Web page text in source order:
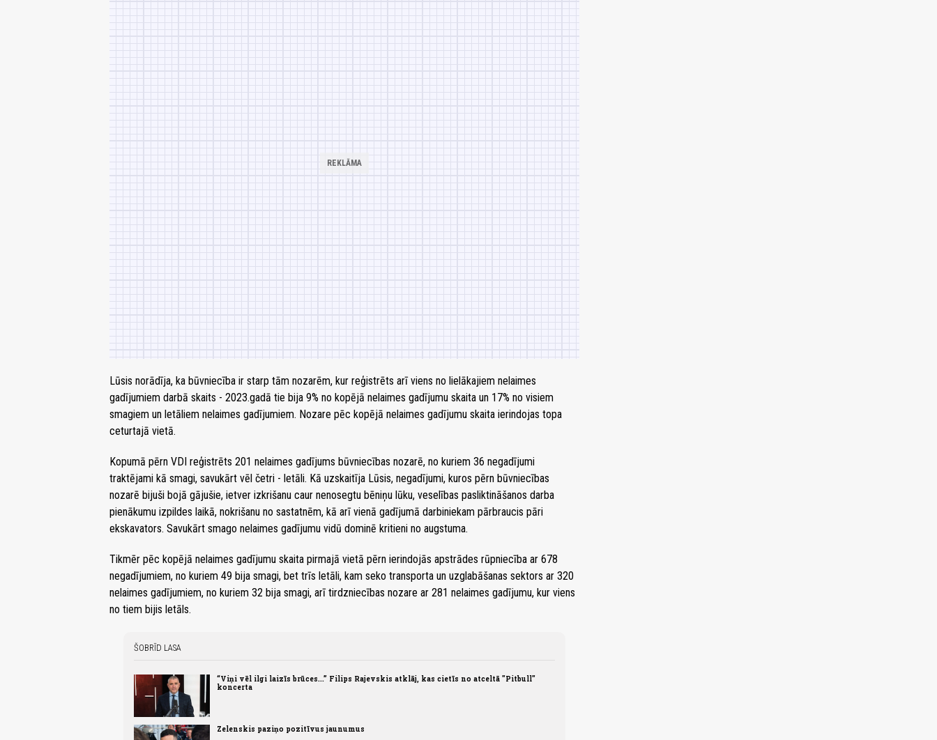
Lūsis norādīja, ka būvniecība ir starp tām nozarēm, kur reģistrēts arī viens no lielākajiem nelaimes
gadījumiem darbā skaits - 2023.gadā tie bija 9% no kopējā nelaimes gadījumu skaita un 17% no visiem
smagiem un letāliem nelaimes gadījumiem. Nozare pēc kopējā nelaimes gadījumu skaita ierindojas topa
ceturtajā vietā.
Kopumā pērn VDI reģistrēts 201 nelaimes gadījums būvniecības nozarē, no kuriem 36 negadījumi
traktējami kā smagi, savukārt vēl četri - letāli. Kā uzskaitīja Lūsis, negadījumi, kuros pērn būvniecības
nozarē bijuši bojā gājušie, ietver izkrišanu caur nenosegtu bēniņu lūku, veselības pasliktināšanos darba
pienākumu izpildes laikā, nokrišanu no sastatnēm, kā arī vienā gadījumā darbiniekam pārbraucis pāri
ekskavators. Savukārt smago nelaimes gadījumu vidū dominē kritieni no augstuma.
Tikmēr pēc kopējā nelaimes gadījumu skaita pirmajā vietā pērn ierindojās apstrādes rūpniecība ar 678
negadījumiem, no kuriem 49 bija smagi, bet trīs letāli, kam seko transporta un uzglabāšanas sektors ar 320
nelaimes gadījumiem, no kuriem 32 bija smagi, arī tirdzniecības nozare ar 281 nelaimes gadījumu, kur viens
no tiem bijis letāls.
ŠOBRĪD LASA
“Viņi vēl ilgi laizīs brūces...” Filips Rajevskis atklāj, kas cietīs no atceltā "Pitbull"
koncerta
Zelenskis paziņo pozitīvus jaunumus